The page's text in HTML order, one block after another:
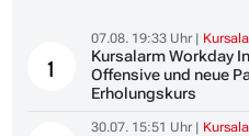
1
07.08. 19:33 Uhr |
Kursalarm Workday
Offensive und neue
Erholungskurs
30.07. 15:51 Uhr |